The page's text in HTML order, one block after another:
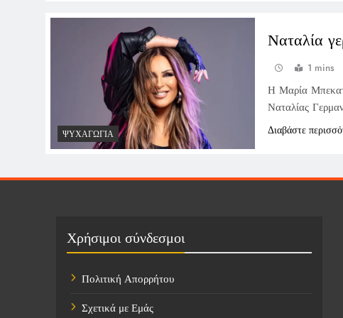
ΨΥΧΑΓΩΓΊΑ
Ναταλία
1 mins
Η Μαρία
Ναταλίας
Διαβάστε
Χρήσιμοι σύνδεσμοι
Πολιτική Απορρήτου
Σχετικά με Εμάς